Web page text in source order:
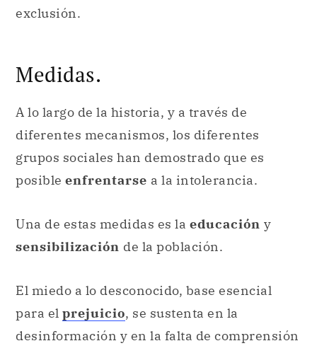
exclusión.
Medidas.
A lo largo de la historia, y a través de
diferentes mecanismos, los diferentes
grupos sociales han demostrado que es
posible enfrentarse a la intolerancia.
Una de estas medidas es la educación y
sensibilización de la población.
El miedo a lo desconocido, base esencial
para el prejuicio, se sustenta en la
desinformación y en la falta de comprensión